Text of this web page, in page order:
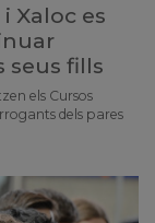
Xaloc es
seus fills
els Cursos
dels pares